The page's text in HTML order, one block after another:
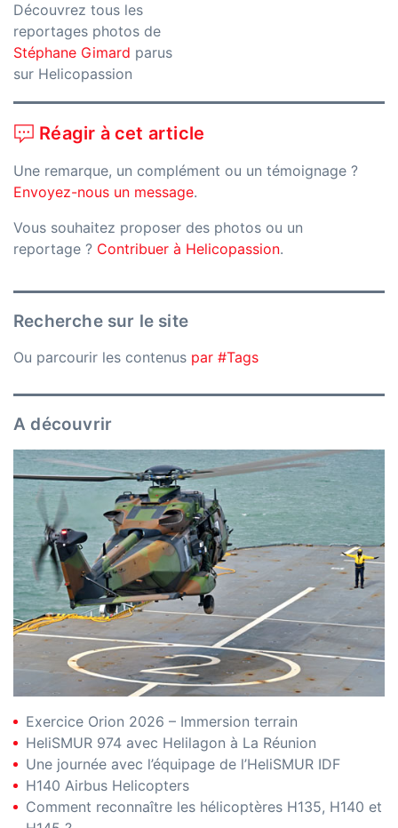
Découvrez tous les
reportages photos de
Stéphane Gimard parus
sur Helicopassion
Réagir à cet article
Une remarque, un complément ou un témoignage ?
Envoyez-nous un message.
Vous souhaitez proposer des photos ou un
reportage ? Contribuer à Helicopassion.
Recherche sur le site
Ou parcourir les contenus par #Tags
A découvrir
Exercice Orion 2026 – Immersion terrain
HeliSMUR 974 avec Helilagon à La Réunion
Une journée avec l’équipage de l’HeliSMUR IDF
H140 Airbus Helicopters
Comment reconnaître les hélicoptères H135, H140 et